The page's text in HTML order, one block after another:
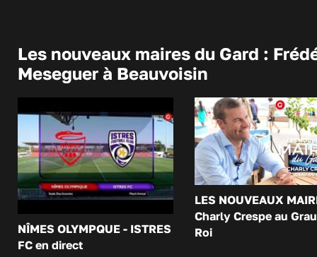
Les nouveaux maires du Gard :
Meseguer à Beauvoisin
NÎMES OLYMPQUE - ISTRES
FC en direct
LES NOUVEAUX
Charly Crespe au
Roi